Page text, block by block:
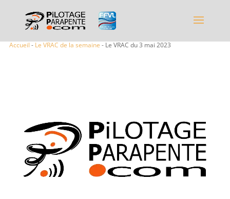
Accueil - Le VRAC de la semaine - Le VRAC du 3 mai 2023